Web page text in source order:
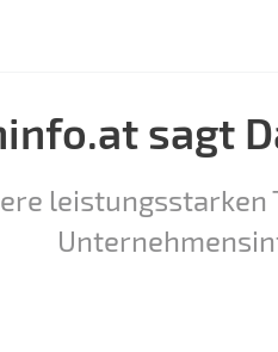
sagt